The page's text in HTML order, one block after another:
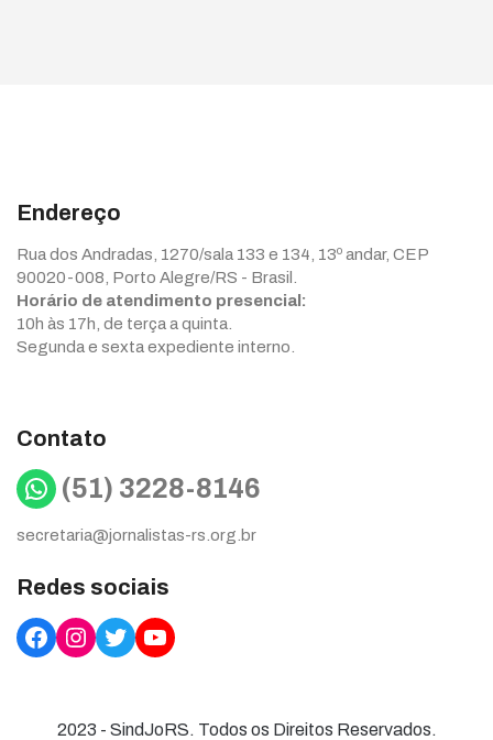
Endereço
Rua dos Andradas, 1270/sala 133 e 134, 13º andar, CEP
90020-008, Porto Alegre/RS - Brasil.
Horário de atendimento presencial:
10h às 17h, de terça a quinta.
Segunda e sexta expediente interno.
Contato
WhatsApp
(51) 3228-8146
secretaria@jornalistas-rs.org.br
Redes sociais
Facebook
Instagram
TwitterYouTube
2023 - SindJoRS. Todos os Direitos Reservados.